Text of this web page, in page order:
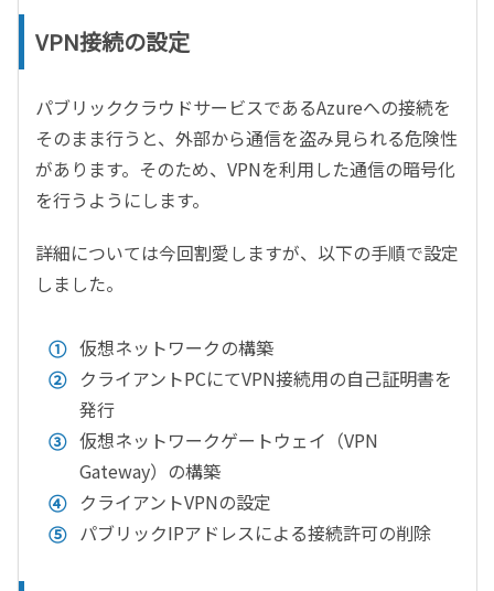
VPN接続の設定
パブリッククラウドサービスであるAzureへの接続を
そのまま行うと、外部から通信を盗み見られる危険性
があります。そのため、 VPNを利用した通信の暗号化
を行うようにします。
詳細については今回割愛しますが、以下の手順で設定
しました。
仮想ネットワークの構築
クライアントPCにてVPN接続用の自己証明書を
発行
仮想ネットワークゲートウェイ（VPN
Gateway）の構築
クライアントVPNの設定
パブリックIPアドレスによる接続許可の削除